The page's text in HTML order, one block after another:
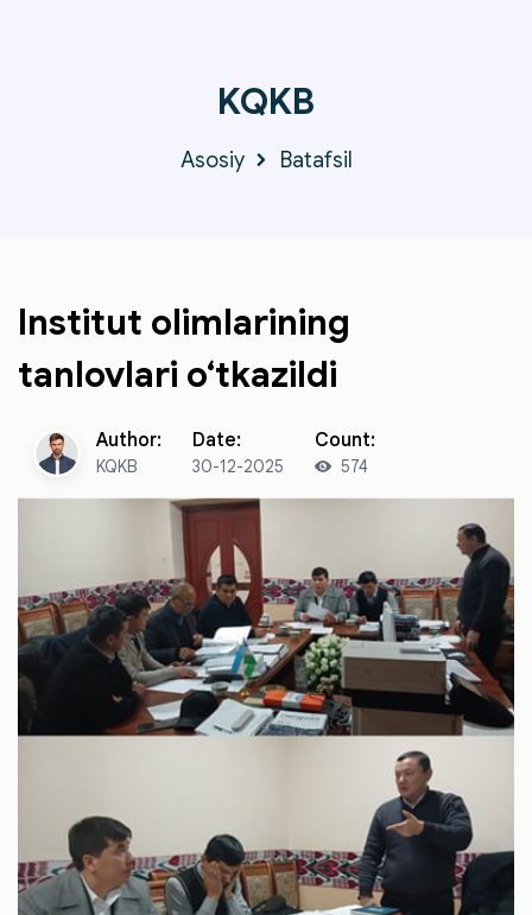
KQKB
Asosiy Batafsil
Institut olimlarining
tanlovlari o‘tkazildi
Author:
KQKB
Date:
30-12-2025
Count:
574